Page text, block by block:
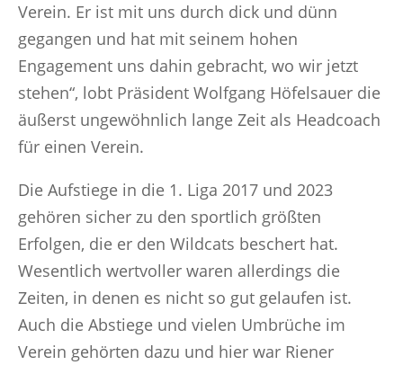
Verein. Er ist mit uns durch dick und dünn
gegangen und hat mit seinem hohen
Engagement uns dahin gebracht, wo wir jetzt
stehen“, lobt Präsident Wolfgang Höfelsauer die
äußerst ungewöhnlich lange Zeit als Headcoach
für einen Verein.
Die Aufstiege in die 1. Liga 2017 und 2023
gehören sicher zu den sportlich größten
Erfolgen, die er den Wildcats beschert hat.
Wesentlich wertvoller waren allerdings die
Zeiten, in denen es nicht so gut gelaufen ist.
Auch die Abstiege und vielen Umbrüche im
Verein gehörten dazu und hier war Riener